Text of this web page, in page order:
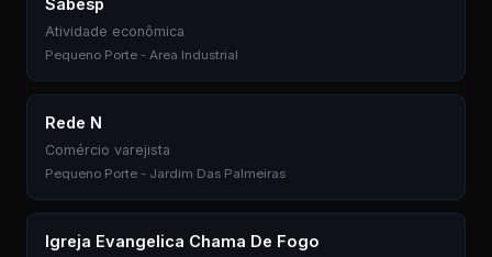
Sabesp
Atividade econômica
Pequeno Porte - Area Industrial
Rede N
Comércio varejista
Pequeno Porte - Jardim Das Palmeiras
Igreja Evangelica Chama De Fogo